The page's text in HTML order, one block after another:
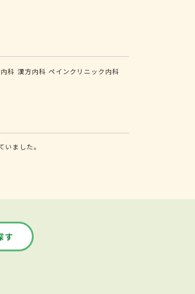
科 漢方内科 ペインクリニック内科
ました。
す